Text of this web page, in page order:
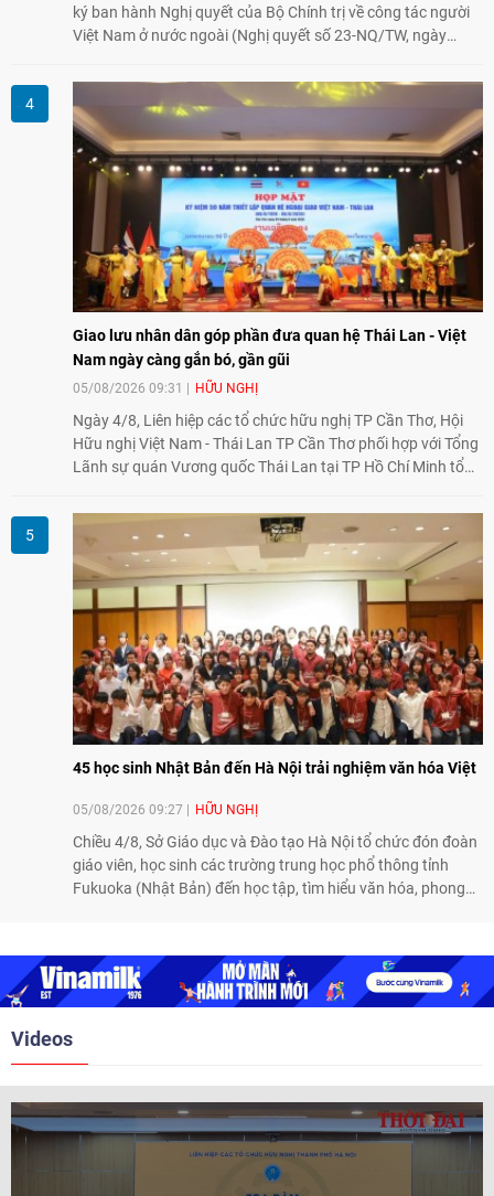
ký ban hành Nghị quyết của Bộ Chính trị về công tác người
Việt Nam ở nước ngoài (Nghị quyết số 23-NQ/TW, ngày
Giao lưu nhân dân góp phần đưa quan hệ Thái Lan - Việt
Nam ngày càng gắn bó, gần gũi
05/08/2026 09:31 HỮU NGHỊ
Ngày 4/8, Liên hiệp các tổ chức hữu nghị TP Cần Thơ, Hội
Hữu nghị Việt Nam - Thái Lan TP Cần Thơ phối hợp với Tổng
Lãnh sự quán Vương quốc Thái Lan tại TP Hồ Chí Minh tổ
Việt Nam - Thái Lan (1976-2026). Tại đây, nhấn mạnh vai trò
của giao lưu nhân dân, Tổng Lãnh sự Thái Lan cho biết các
hoạt động trao đổi về văn hóa, giáo dục, du lịch, ẩm thực,
nghệ thuật và giao lưu thanh niên đã góp phần đưa quan hệ
Thái Lan - Việt Nam ngày càng gắn bó, gần gũi.
45 học sinh Nhật Bản đến Hà Nội trải nghiệm văn hóa Việt
05/08/2026 09:27 HỮU NGHỊ
Chiều 4/8, Sở Giáo dục và Đào tạo Hà Nội tổ chức đón đoàn
giáo viên, học sinh các trường trung học phổ thông tỉnh
Fukuoka (Nhật Bản) đến học tập, tìm hiểu văn hóa, phong
Videos